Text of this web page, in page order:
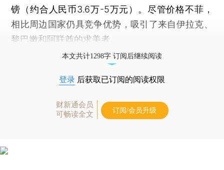
镑（约合人民币3.6万-5万元）。尽管价格不菲，
相比周边国家仍具竞争优势，吸引了来自伊拉克、
黎巴嫩和阿联酋的求美者。
本文共计1298字 订阅后继续阅读
登录 后获取已订阅的阅读权限
财新通会员
可畅读全文
订阅/会员升级